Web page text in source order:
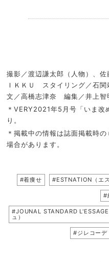
撮影／渡辺謙太郎（人物）、
ＩＫＫＵ スタイリング／石
文／高橋志津奈 編集／井上智
＊VERY2021年5月号「いま改
り。
＊掲載中の情報は誌面掲載時
場合があります。
#着痩せ #ESTNATION（エ
#
#JOUNAL STANDARD
ュ）
#ジレコーデ